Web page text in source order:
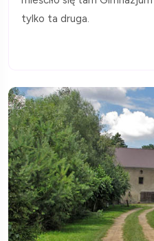
tylko ta druga.